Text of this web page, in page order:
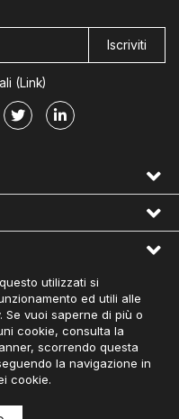
Iscriviti
(Link)
utilizzati si
ed utili alle
vuoi saperne di più o
cookie, consulta la
scorrendo questa
la navigazione in
cookie.